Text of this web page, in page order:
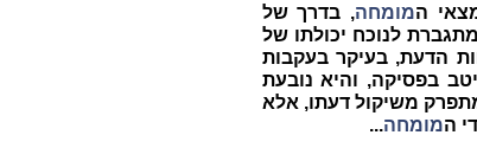
המומחה, בדרך של
לנוכח יכולתו של
הדעת, בעיקר בעקבות
בפסיקה, והיא נובעת
משיקול דעתו, אלא
המומחה...